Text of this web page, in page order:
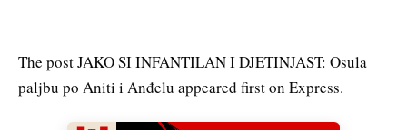
The post JAKO SI INFANTILAN I DJETINJAST: Osula
paljbu po Aniti i Anđelu appeared first on Express.